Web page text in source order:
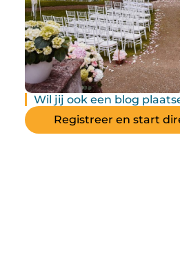
Wil jij ook een blog
Registreer en start